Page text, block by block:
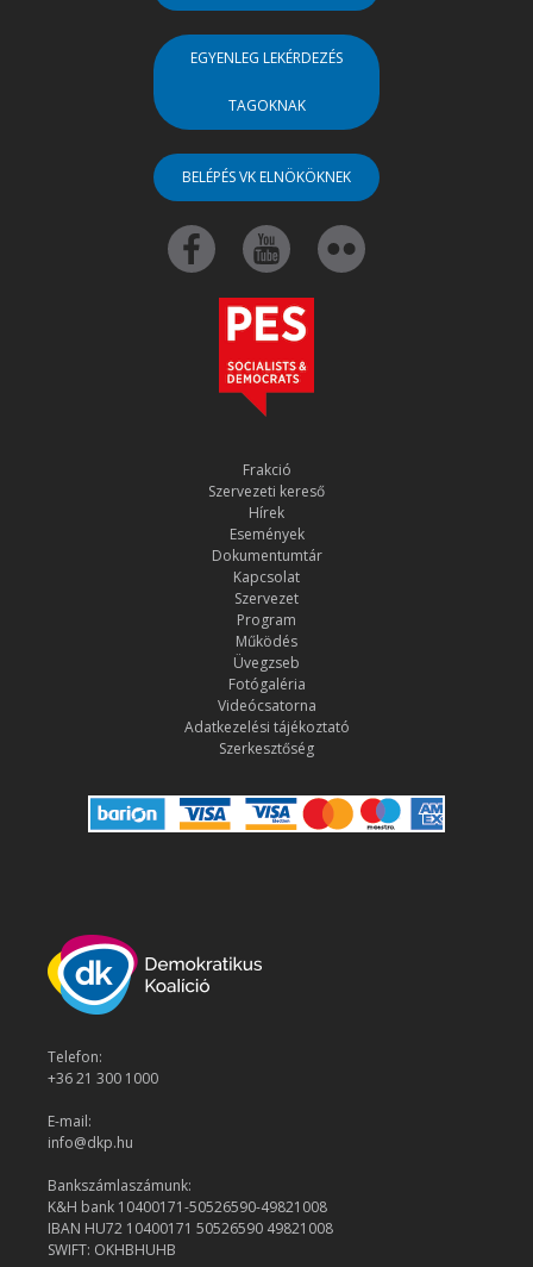
EGYENLEG LEKÉRDEZÉS
TAGOKNAK
BELÉPÉS VK ELNÖKÖKNEK
Frakció
Szervezeti kereső
Hírek
Események
Dokumentumtár
Kapcsolat
Szervezet
Program
Működés
Üvegzseb
Fotógaléria
Videócsatorna
Adatkezelési tájékoztató
Szerkesztőség
Telefon:
+36 21 300 1000
E-mail:
info@dkp.hu
Bankszámlaszámunk:
K&H bank 10400171-50526590-49821008
IBAN HU72 10400171 50526590 49821008
SWIFT: OKHBHUHB